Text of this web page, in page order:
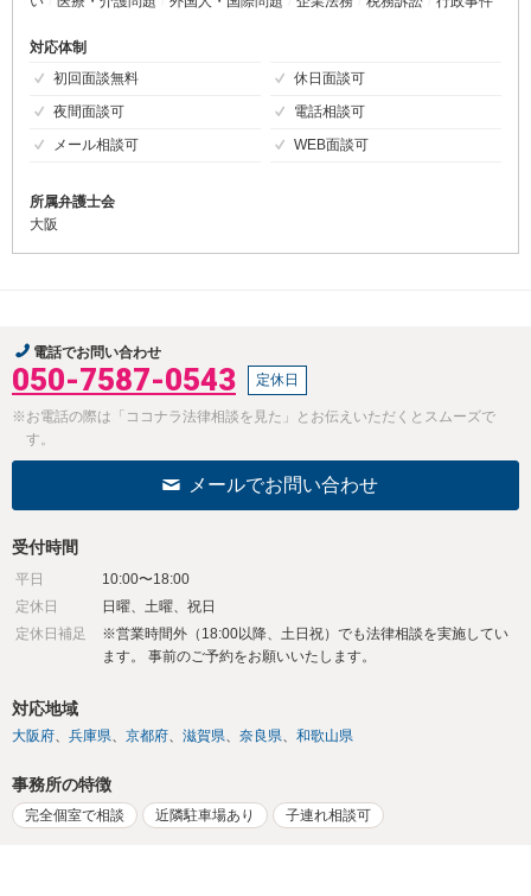
注力分野
企業法務
労働・雇用 債権回収
借金・債務整理
取扱分野
対応体制
初回面談無料
休日面談可
夜間面談可
電話相談可
メール相談可
WEB面談可
所属弁護士会
大阪
電話でお問い合わせ
050-7587-0543
※お電話の際は「ココナラ法律相談を見た」とお伝えいただくとスムーズで
メールでお問い合わせ